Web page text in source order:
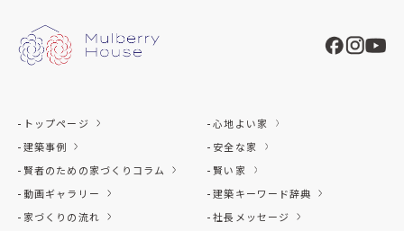
トップページ
建築事例
賢者のための家づくりコラム
動画ギャラリー
家づくりの流れ
心地よい家
安全な家
賢い家
建築キーワード辞典
社長メッセージ